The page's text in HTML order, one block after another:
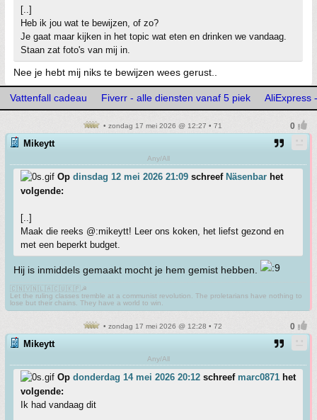
[..]
Heb ik jou wat te bewijzen, of zo?
Je gaat maar kijken in het topic wat eten en drinken we vandaag.
Staan zat foto's van mij in.
Nee je hebt mij niks te bewijzen wees gerust..
Vattenfall cadeau Fiverr - alle diensten vanaf 5 piek AliExpress
• zondag 17 mei 2026 @ 12:27 • 71
Mikeytt
Any/All
Op dinsdag 12 mei 2026 21:09 schreef Näsenbar het
volgende:
[..]
Maak die reeks @:mikeytt! Leer ons koken, het liefst gezond en
met een beperkt budget.
Hij is inmiddels gemaakt mocht je hem gemist hebben.
🇨🇳🇻🇳🇱🇦🇨🇺🇰🇵☭
Let the ruling classes tremble at a communist revolution. The proletarians have nothing to
lose but their chains. They have a world to win.
• zondag 17 mei 2026 @ 12:28 • 72
Mikeytt
Any/All
Op donderdag 14 mei 2026 20:12 schreef marc0871 het
volgende:
Ik had vandaag dit